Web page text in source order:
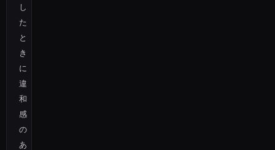
し
た
と
き
に
違
和
感
の
あ